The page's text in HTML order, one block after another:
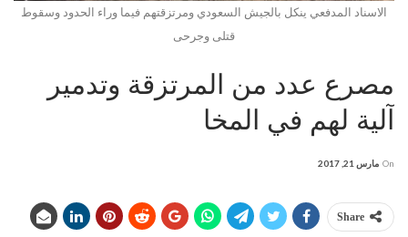
الاسناد المدفعي ينكل بالجيش السعودي ومرتزقتهم فيما وراء الحدود وسقوط
قتلى وجرحى
مصرع عدد من المرتزقة وتدمير
آلية لهم في المخا
On مارس 21, 2017
Share